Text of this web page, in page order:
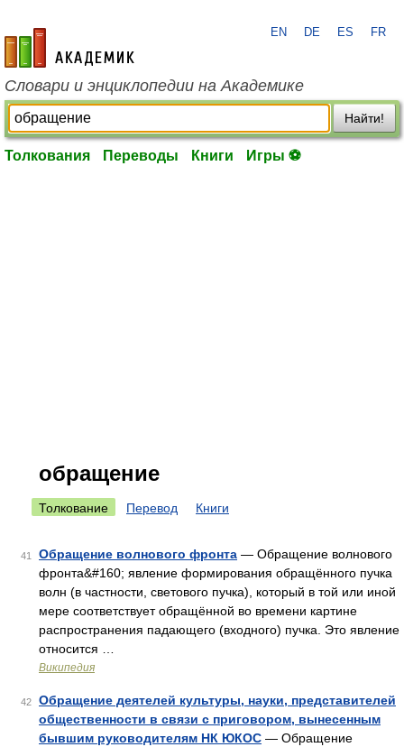
academic.ru
EN DE ES FR
Словари и энциклопедии на Академике
Найти!
Толкования Переводы Книги Игры ⚽
обращение
Толкование Перевод Книги
41 Обращение волнового фронта — Обращение волнового
фронта&#160; явление формирования обращённого пучка
волн (в частности, светового пучка), который в той или иной
мере соответствует обращённой во времени картине
распространения падающего (входного) пучка. Это явление
относится …
Википедия
42
Обращение деятелей культуры, науки, представителей
общественности в связи с приговором, вынесенным
бывшим руководителям НК ЮКОС — Обращение